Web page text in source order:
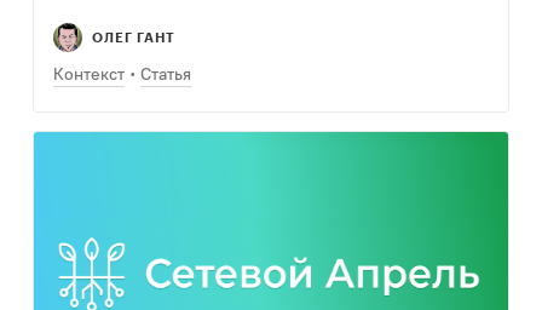
Участники также поделились опытом создания и
развития технологических экопроектов.
ОЛЕГ ГАНТ
Контекст Статья